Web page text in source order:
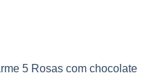
5 Rosas com chocolate